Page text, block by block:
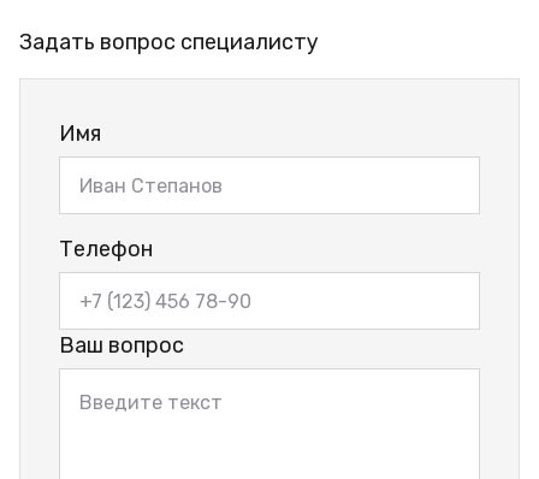
Задать вопрос специалисту
Имя
Телефон
Ваш вопрос